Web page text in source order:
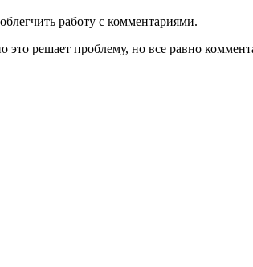
работу с комментариями.
решает проблему, но все равно